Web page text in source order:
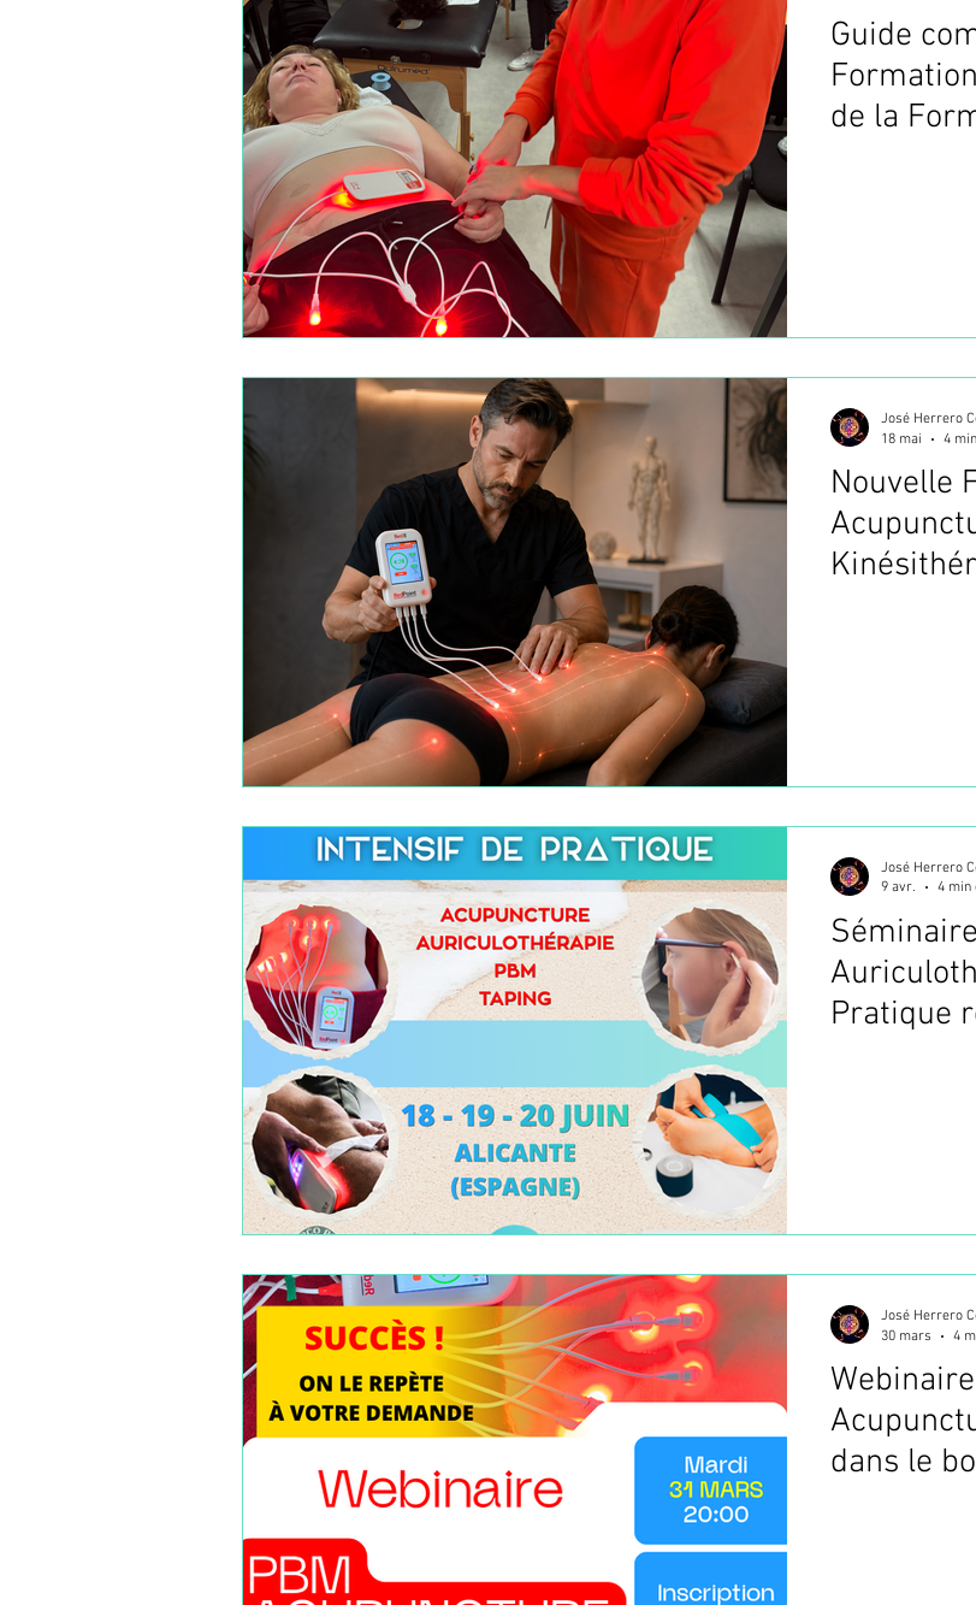
FORMATIONS SPECIALISATION FORMATION PBM ACUPUNCTURE
Guide
de la
Nouvelle
José Herrero
18 mai
4
Pratique
José Herrero
9 avr.
4 min
dans le
José Herrero
30 mars
4